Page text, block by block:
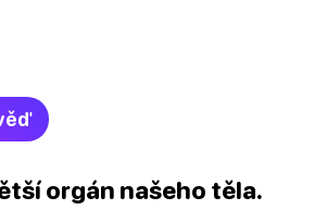
orgán našeho těla.